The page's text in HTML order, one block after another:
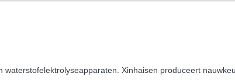
Xinhaisen produceert